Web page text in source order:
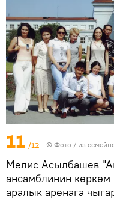
11 /12 © Фото / из
Мелис Асылбашев
ансамблинин көркөм
аралык аренага